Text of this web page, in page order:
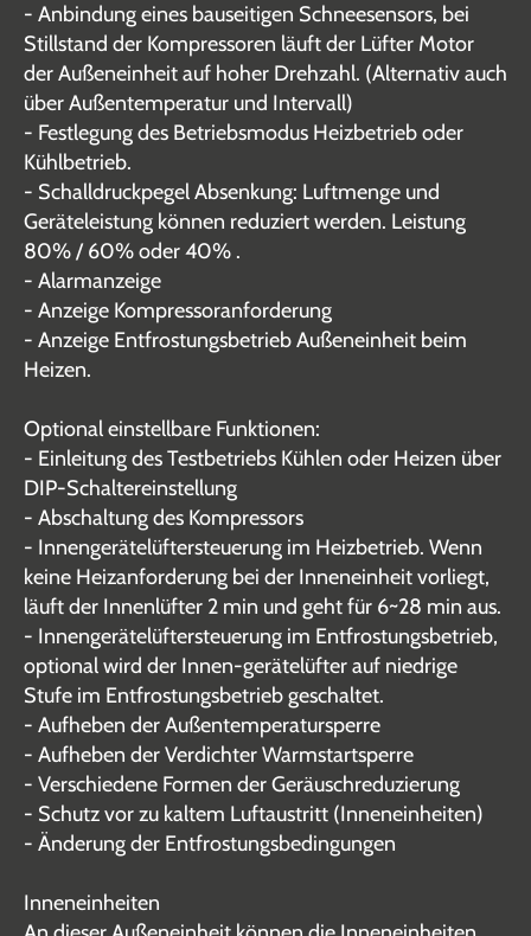
- Anbindung eines bauseitigen Schneesensors, bei
Stillstand der Kompressoren läuft der Lüfter Motor
der Außeneinheit auf hoher Drehzahl. (Alternativ auch
über Außentemperatur und Intervall)
- Festlegung des Betriebsmodus Heizbetrieb oder
Kühlbetrieb.
- Schalldruckpegel Absenkung: Luftmenge und
Geräteleistung können reduziert werden. Leistung
80% / 60% oder 40% .
- Alarmanzeige
- Anzeige Kompressoranforderung
- Anzeige Entfrostungsbetrieb Außeneinheit beim
Heizen.
Optional einstellbare Funktionen:
- Einleitung des Testbetriebs Kühlen oder Heizen über
DIP-Schaltereinstellung
- Abschaltung des Kompressors
- Innengerätelüftersteuerung im Heizbetrieb. Wenn
keine Heizanforderung bei der Inneneinheit vorliegt,
läuft der Innenlüfter 2 min und geht für 6~28 min aus.
- Innengerätelüftersteuerung im Entfrostungsbetrieb,
optional wird der Innen-gerätelüfter auf niedrige
Stufe im Entfrostungsbetrieb geschaltet.
- Aufheben der Außentemperatursperre
- Aufheben der Verdichter Warmstartsperre
- Verschiedene Formen der Geräuschreduzierung
- Schutz vor zu kaltem Luftaustritt (Inneneinheiten)
- Änderung der Entfrostungsbedingungen
Inneneinheiten